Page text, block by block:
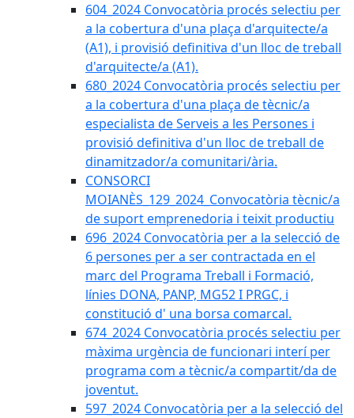
604_2024 Convocatòria procés selectiu per
a la cobertura d'una plaça d'arquitecte/a
(A1), i provisió definitiva d'un lloc de treball
d'arquitecte/a (A1).
680_2024 Convocatòria procés selectiu per
a la cobertura d'una plaça de tècnic/a
especialista de Serveis a les Persones i
provisió definitiva d'un lloc de treball de
dinamitzador/a comunitari/ària.
CONSORCI
MOIANÈS_129_2024_Convocatòria tècnic/a
de suport emprenedoria i teixit productiu
696_2024 Convocatòria per a la selecció de
6 persones per a ser contractada en el
marc del Programa Treball i Formació,
línies DONA, PANP, MG52 I PRGC, i
constitució d' una borsa comarcal.
674_2024 Convocatòria procés selectiu per
màxima urgència de funcionari interí per
programa com a tècnic/a compartit/da de
joventut.
597_2024 Convocatòria per a la selecció del